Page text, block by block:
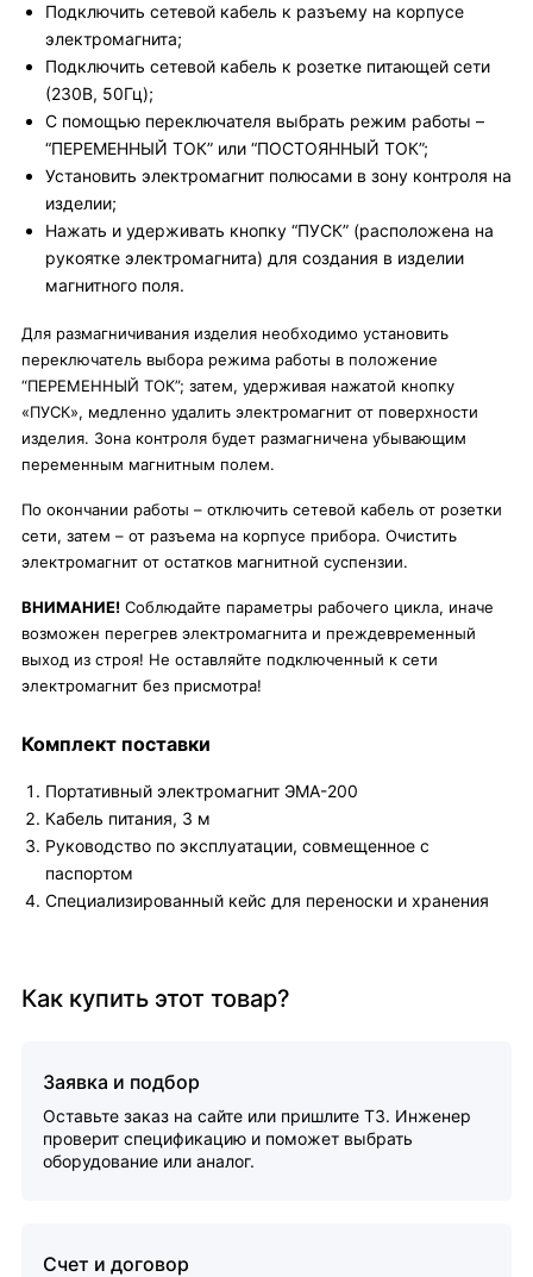
Подключить сетевой кабель к разъему на корпусе
электромагнита;
Подключить сетевой кабель к розетке питающей сети
(230В, 50Гц);
С помощью переключателя выбрать режим работы –
“ПЕРЕМЕННЫЙ ТОК” или “ПОСТОЯННЫЙ ТОК”;
Установить электромагнит полюсами в зону контроля на
изделии;
Нажать и удерживать кнопку “ПУСК” (расположена на
рукоятке электромагнита) для создания в изделии
магнитного поля.
Для размагничивания изделия необходимо установить
переключатель выбора режима работы в положение
“ПЕРЕМЕННЫЙ ТОК”; затем, удерживая нажатой кнопку
«ПУСК», медленно удалить электромагнит от поверхности
изделия. Зона контроля будет размагничена убывающим
переменным магнитным полем.
По окончании работы – отключить сетевой кабель от розетки
сети, затем – от разъема на корпусе прибора. Очистить
электромагнит от остатков магнитной суспензии.
ВНИМАНИЕ! Соблюдайте параметры рабочего цикла, иначе
возможен перегрев электромагнита и преждевременный
выход из строя! Не оставляйте подключенный к сети
электромагнит без присмотра!
Комплект поставки
Портативный электромагнит ЭМА-200
Кабель питания, 3 м
Руководство по эксплуатации, совмещенное с
паспортом
Специализированный кейс для переноски и хранения
Как купить этот товар?
Заявка и подбор
Оставьте заказ на сайте или пришлите ТЗ. Инженер
проверит спецификацию и поможет выбрать
оборудование или аналог.
Счет и договор